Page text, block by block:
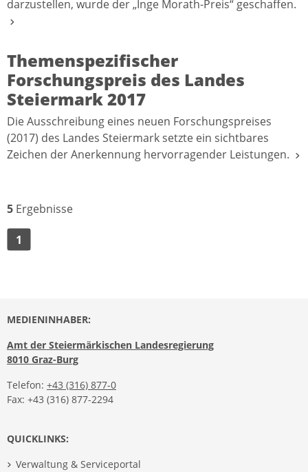
darzustellen, wurde der „Inge Morath-Preis“ geschaffen.
Themenspezifischer
Forschungspreis des Landes
Steiermark 2017
Die Ausschreibung eines neuen Forschungspreises
(2017) des Landes Steiermark setzte ein sichtbares
Zeichen der Anerkennung hervorragender Leistungen.
5 Ergebnisse
1
MEDIENINHABER:
Amt der Steiermärkischen Landesregierung
8010 Graz-Burg
Telefon: +43 (316) 877-0
Fax: +43 (316) 877-2294
QUICKLINKS:
Verwaltung & Serviceportal